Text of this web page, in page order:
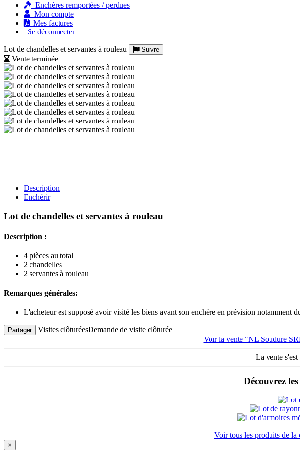
Enchères remportées / perdues
Mon compte
Mes factures
Se déconnecter
Lot de chandelles et servantes à rouleau Suivre
Vente terminée
Description
Enchérir
Lot de chandelles et servantes à rouleau
Description :
4 pièces au total
2 chandelles
2 servantes à rouleau
Remarques générales:
L'acheteur est supposé avoir visité les biens avant son enchère en prévision notamment
Partager Visites clôturéesDemande de visite clôturée
Voir la vente "NL Soudure
La vente
Découvrez
Voir tous les produits de
×